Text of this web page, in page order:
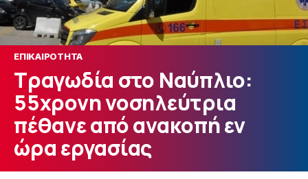
ΕΠΙΚΑΙΡΟΤΗΤΑ
Τραγωδία στο Ναύπλιο:
55χρονη νοσηλεύτρια
πέθανε από ανακοπή εν
ώρα εργασίας